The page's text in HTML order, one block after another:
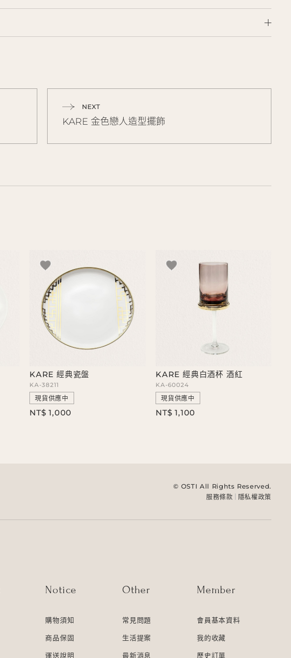
NEXT
KARE 金色戀人造型擺飾
KARE 經典瓷盤
KA-38211
現貨供應中
NT$ 1,000
KARE 經典白酒杯 酒紅
KA-60024
現貨供應中
NT$ 1,100
Notice
購物須知
商品保固
運送說明
Other
常見問題
生活提案
最新消息
Member
會員基本資料
我的收藏
歷史訂單
© OSTI All Rights Reserved.
服務條款
隱私權政策